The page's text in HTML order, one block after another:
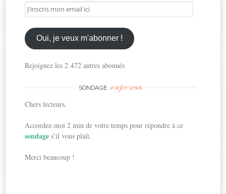
J'inscris
mon
email
ici
Oui, je veux m'abonner !
Rejoignez les 2 472 autres abonnés
SONDAGE express
Chers lecteurs,
Accordez-moi 2 min de votre temps pour répondre à ce
sondages’il vous plaît.
Merci beaucoup !